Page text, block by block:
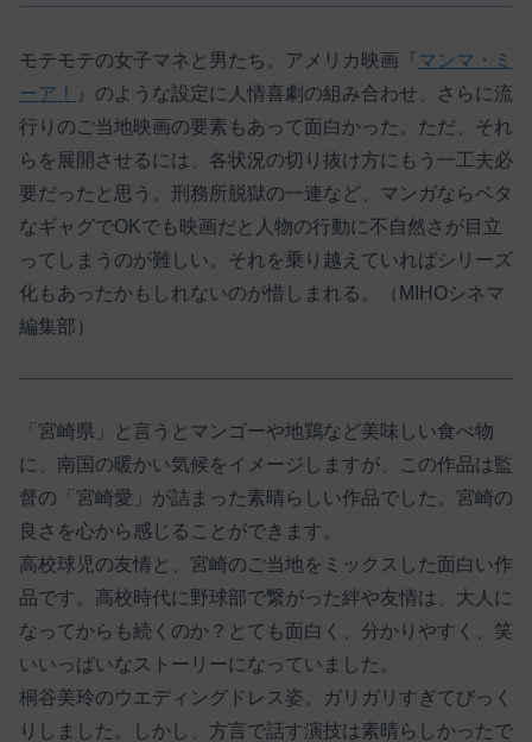
モテモテの女子マネと男たち。アメリカ映画『マンマ・ミ
ーア！
』のような設定に人情喜劇の組み合わせ、さらに流
行りのご当地映画の要素もあって面白かった。ただ、それ
らを展開させるには、各状況の切り抜け方にもう一工夫必
要だったと思う。刑務所脱獄の一連など、マンガならベタ
なギャグでOKでも映画だと人物の行動に不自然さが目立
ってしまうのが難しい。それを乗り越えていればシリーズ
化もあったかもしれないのが惜しまれる。（MIHOシネマ
編集部）
「宮崎県」と言うとマンゴーや地鶏など美味しい食べ物
に、南国の暖かい気候をイメージしますが、この作品は監
督の「宮崎愛」が詰まった素晴らしい作品でした。宮崎の
良さを心から感じることができます。
高校球児の友情と、宮崎のご当地をミックスした面白い作
品です。高校時代に野球部で繋がった絆や友情は、大人に
なってからも続くのか？とても面白く、分かりやすく、笑
いいっぱいなストーリーになっていました。
桐谷美玲のウエディングドレス姿。ガリガリすぎてびっく
りしました。しかし、方言で話す演技は素晴らしかったで